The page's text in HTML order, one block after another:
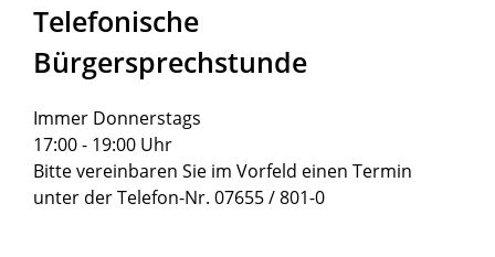
Telefonische
Bürgersprechstunde
Immer Donnerstags
17:00 - 19:00 Uhr
Bitte vereinbaren Sie im Vorfeld einen Termin
unter der Telefon-Nr. 07655 / 801-0